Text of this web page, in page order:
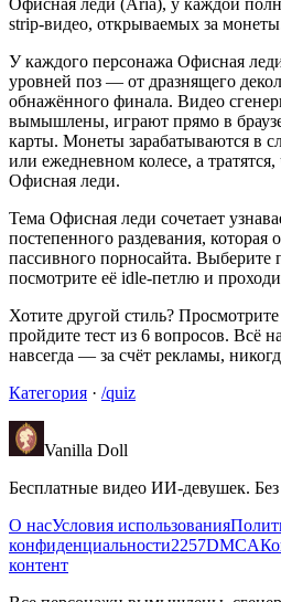
Офисная леди (Aria), у каждой
strip-видео, открываемых за
У каждого персонажа Офисная
уровней поз — от дразнящего
обнажённого финала. Видео
вымышлены, играют прямо в
карты. Монеты зарабатываются в
или ежедневном колесе, а
Офисная леди.
Тема Офисная леди сочетает
постепенного раздевания, которая
пассивного порносайта. Выберите
посмотрите её idle-петлю и
Хотите другой стиль?
пройдите тест из 6 вопросов. Всё
навсегда — за счёт рекламы,
Категория · /quiz
Vanilla Doll
Бесплатные видео ИИ-девушек.
О насУсловия использования
конфиденциальности2257DMCA
контент